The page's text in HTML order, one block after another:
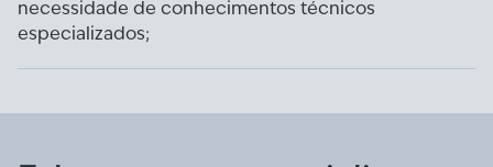
necessidade de conhecimentos técnicos
especializados;